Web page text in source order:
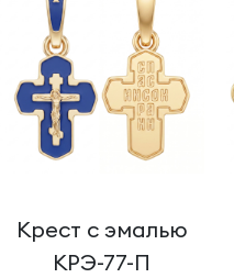
Крест с эмалью
КРЭ-77-П